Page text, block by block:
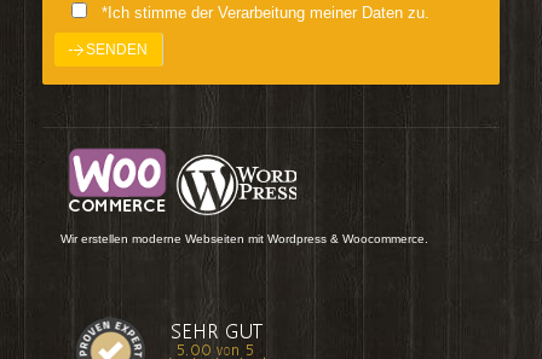
*Ich stimme der Verarbeitung meiner Daten zu.
Wir erstellen moderne Webseiten mit Wordpress & Woocommerce.